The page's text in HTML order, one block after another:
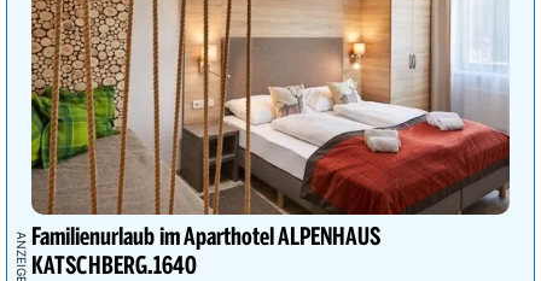
Familienurlaub im Aparthotel ALPENHAUS
KATSCHBERG.1640